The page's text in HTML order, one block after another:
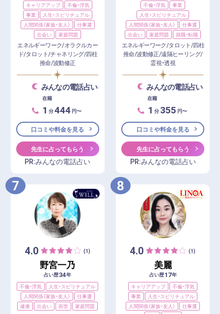
キャリアアップ
不倫・浮気
事業
人生・スピリチュアル
人間関係（家族・友人）
仕事運
出会い
家庭問題
エネルギーワーク/オラクルカー
ド/タロット/チャネリング/四柱
推命/波動修正
みんなの電話占い
在籍
1 分444 円〜
口コミや料金を見る
先生に占ってもらう
PR:みんなの電話占い
不倫・浮気
事業
人生・スピリチュアル
人間関係（家族・友人）
仕事運
出会い
家庭問題 就職・転職
エネルギーワーク/タロット/四柱
推命/波動修正/遠隔ヒーリング/
霊視・透視
みんなの電話占い
在籍
1 分 355 円〜
口コミや料金を見る
先生に占ってもらう
PR:みんなの電話占い
7
4.0 (1)
野宮一乃
占い歴34年
不倫・浮気
人生・スピリチュアル
人間関係（家族・友人）
仕事運
健康
出会い 前世 家庭問題
8
4.0 (1)
美麗
占い歴17年
キャリアアップ
不倫・浮気
事業
人生・スピリチュアル
人間関係（家族・友人）
仕事運